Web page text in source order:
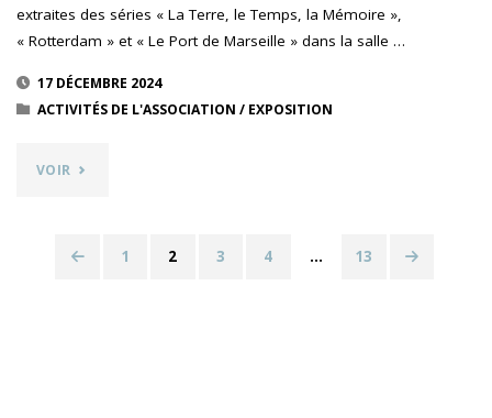
extraites des séries « La Terre, le Temps, la Mémoire »,
« Rotterdam » et « Le Port de Marseille » dans la salle …
17 DÉCEMBRE 2024
ACTIVITÉS DE L'ASSOCIATION / EXPOSITION
VOIR "EXPO
LES 1 2 3 4 … 13